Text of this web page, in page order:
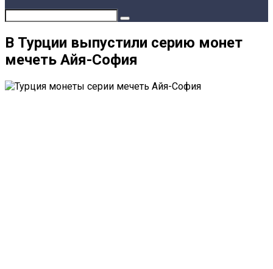
В Турции выпустили серию монет
мечеть Айя-София